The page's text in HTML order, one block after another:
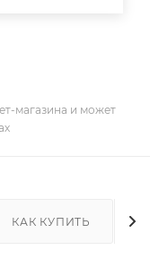
магазина и может
КАК КУПИТЬ